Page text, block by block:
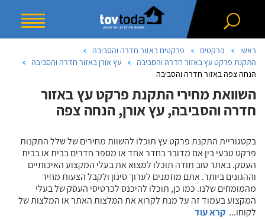
ראשי פרקטים
פרקטים באזור חדרה והסביבה
התקנת פרקט עץ באזור חדרה והסביבה
עץ אורן באזור חדרה והסביבה
הנחה צפה באזור חדרה והסביבה
השוואת מחירי התקנת פרקט עץ באזור
חדרה והסביבה, עץ אורן, הנחה צפה
בקטגוריית התקנת פרקט עץ תוכלו להשוות מחירים של שלל התקנות
פרקט טבעי בין אם מדובר בחדר אחד או מספר חדרים בבית או בבית
העסק. באתר טוב תודה תוכלו למצוא את בעלי המקצוע האיכותיים
וההגונים ביותר. אתם מוזמנים לערוך סינון ולקבל הצעות מחיר
מהמומחים שלנו. כמו כן, תוכלו להיכנס לכרטיסי העסק של בעלי
המקצוע בעמוד זה על מנת לקרוא את המלצות האתר או המלצות של
לקוחו... קרא עוד